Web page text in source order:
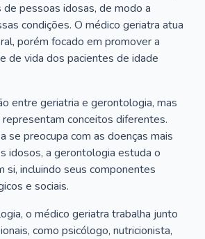
pessoas idosas, de modo a
condições. O médico geriatra atua
porém focado em promover a
de vida dos pacientes de idade
entre geriatria e gerontologia, mas
conceitos diferentes.
se preocupa com as doenças mais
idosos, a gerontologia estuda o
si, incluindo seus componentes
e sociais.
o médico geriatra trabalha junto
como psicólogo, nutricionista,